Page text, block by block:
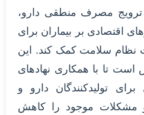
ترویج مصرف منطقی دارو،
اقتصادی بر بیماران برای
نظام سلامت کمک کند. این
است تا با همکاری نهادهای
تولیدکنندگان دارو و
و مشکلات موجود را کاهش